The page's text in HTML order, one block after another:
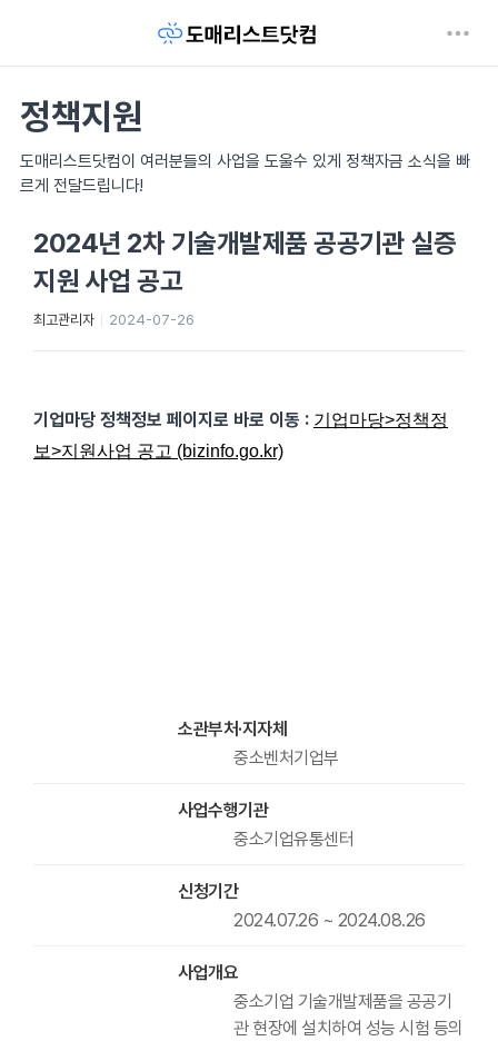
정책지원
도매리스트닷컴이 여러분들의 사업을 도울수 있게 정책자금 소식을 빠
르게 전달드립니다!
2024년 2차 기술개발제품 공공기관 실증
지원 사업 공고
최고관리자 2024-07-26
기업마당 정책정보 페이지로 바로 이동 : 기업마당>정책정
보>지원사업 공고 (bizinfo.go.kr)
소관부처·지자체
중소벤처기업부
사업수행기관
중소기업유통센터
신청기간
2024.07.26 ~ 2024.08.26
사업개요
중소기업 기술개발제품을 공공기
관 현장에 설치하여 성능 시험 등의